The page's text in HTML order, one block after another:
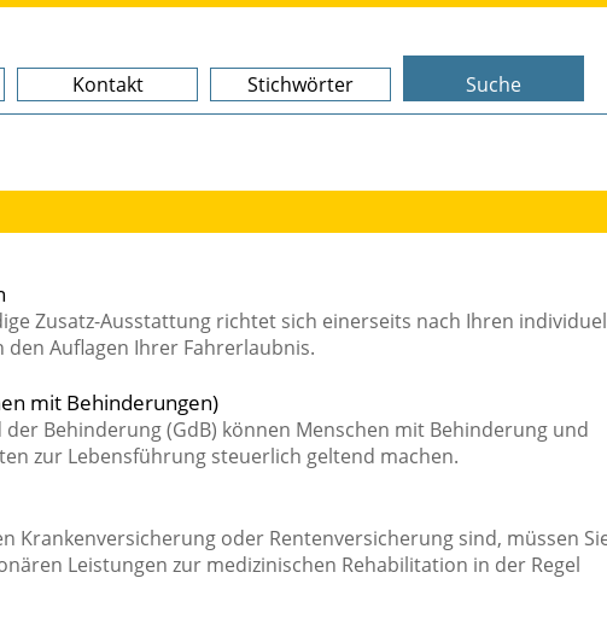
Kontakt Stichwörter Suche
Zusatz-Ausstattung richtet sich einerseits nach Ihren
Auflagen Ihrer Fahrerlaubnis.
mit Behinderungen)
Behinderung (GdB) können Menschen mit Behinderung und
zur Lebensführung steuerlich geltend machen.
Krankenversicherung oder Rentenversicherung sind, müssen
Leistungen zur medizinischen Rehabilitation in der Regel